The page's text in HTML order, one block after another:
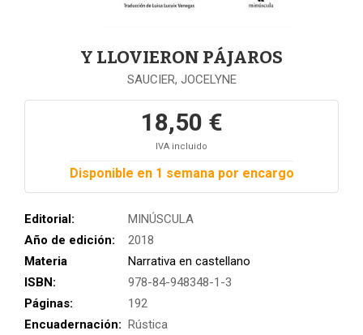
Y LLOVIERON PÁJAROS
SAUCIER, JOCELYNE
18,50 €
IVA incluido
Disponible en 1 semana por encargo
Editorial:
MINÚSCULA
Año de edición:
2018
Materia
Narrativa en castellano
ISBN:
978-84-948348-1-3
Páginas:
192
Encuadernación: Rústica